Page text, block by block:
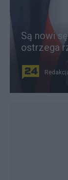
Są nowi
ostrzega